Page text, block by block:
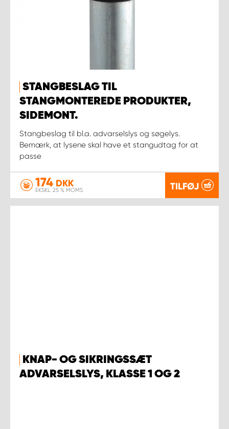
STANGBESLAG TIL
STANGMONTEREDE PRODUKTER,
SIDEMONT.
Stangbeslag til bl.a. advarselslys og søgelys.
Bemærk, at lysene skal have et stangudtag for at
passe
174 DKK
EKSKL. 25 % MOMS TILFØJ
KNAP- OG SIKRINGSSÆT
ADVARSELSLYS, KLASSE 1 OG 2